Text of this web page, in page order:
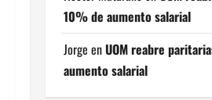
10% de aumento salarial
Jorge enUOM reabre
aumento salarial